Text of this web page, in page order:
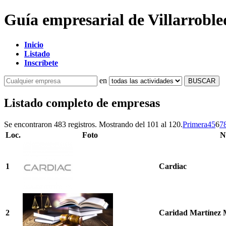
Guía empresarial de
Inicio
Listado
Inscríbete
en BUSCAR
Listado completo de empresas
+
Se encontraron 483 registros. Mostrando del 101 al 120.Primera4567
Loc.
Foto
1 Cardiac
2 Caridad Martínez